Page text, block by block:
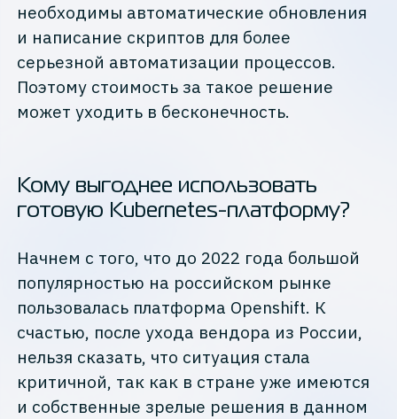
необходимы автоматические обновления
и написание скриптов для более
серьезной автоматизации процессов.
Поэтому стоимость за такое решение
может уходить в бесконечность.
Кому выгоднее использовать
готовую Kubernetes-платформу?
Начнем с того, что до 2022 года большой
популярностью на российском рынке
пользовалась платформа Openshift. К
счастью, после ухода вендора из России,
нельзя сказать, что ситуация стала
критичной, так как в стране уже имеются
и собственные зрелые решения в данном